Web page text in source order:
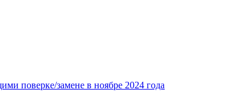
поверке/замене в ноябре 2024 года